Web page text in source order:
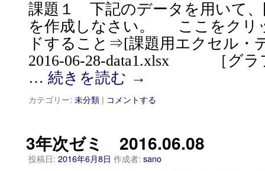
課題１ 下記のデータを用いて
を作成しなさい。 ここをクリ
ドすること⇒[課題用エクセル・
2016-06-28-data1.xlsx ［グラ
… 続きを読む →
カテゴリー: 未分類 | コメントする
3年次ゼミ 2016.06.08
投稿日: 2016年6月8日 作成者: sano